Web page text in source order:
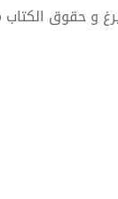
و حقوق